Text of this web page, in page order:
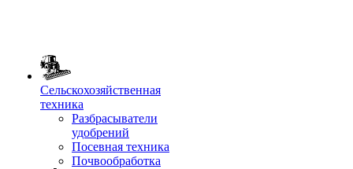
Сельскохозяйственная
техника
Разбрасыватели
удобрений
Посевная техника
Почвообработка